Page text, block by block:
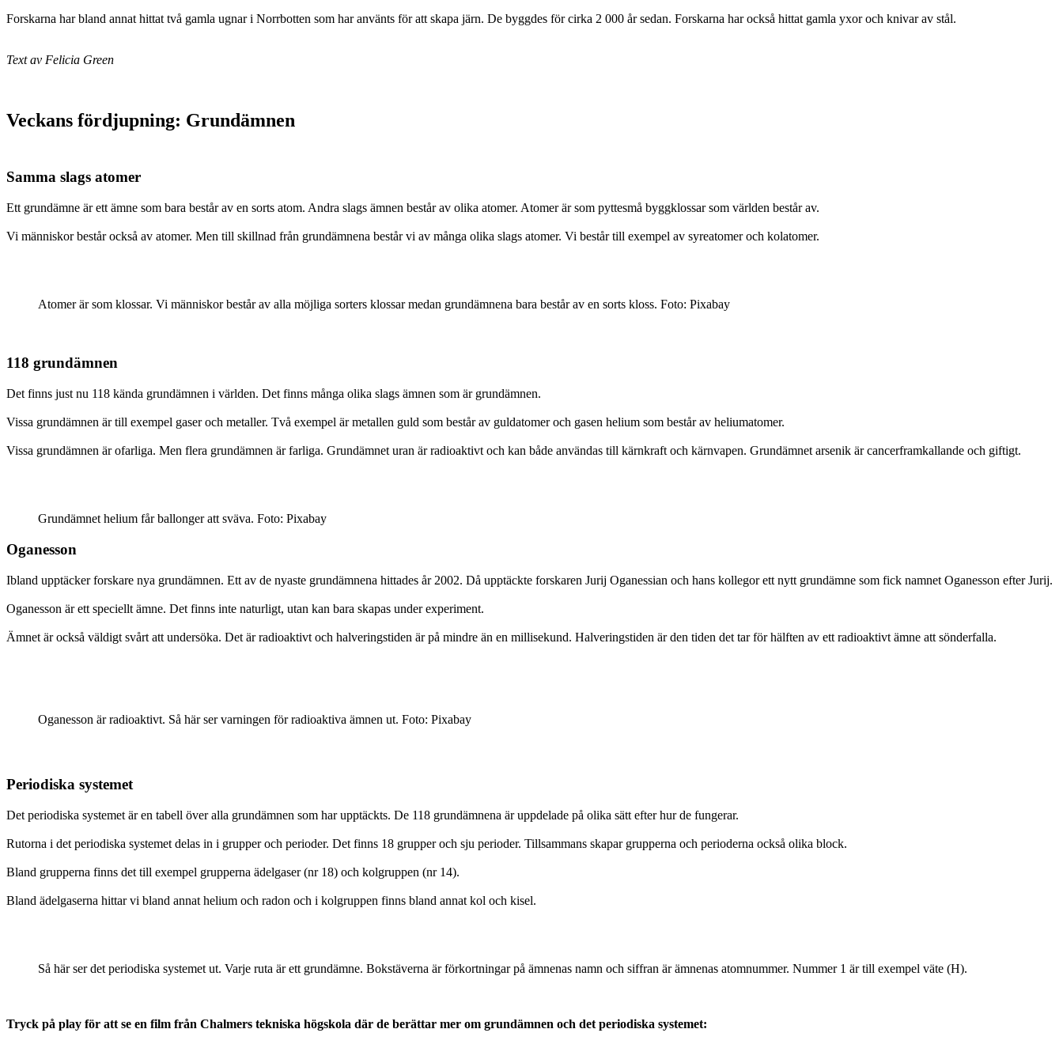
Forskarna har bland annat hittat två gamla ugnar i Norrbotten som har använts för att skapa järn. De byggdes för cirka 2 000 år sedan. Forskarna har också hittat gamla yxor och knivar av stål.
Text av Felicia Green
Veckans fördjupning: Grundämnen
Samma slags atomer
Ett grundämne är ett ämne som bara består av en sorts atom. Andra slags ämnen består av olika atomer. Atomer är som pyttesmå byggklossar som världen består av.
Vi människor består också av atomer. Men till skillnad från grundämnena består vi av många olika slags atomer. Vi består till exempel av syreatomer och kolatomer.
Atomer är som klossar. Vi människor består av alla möjliga sorters klossar medan grundämnena bara består av en sorts kloss. Foto: Pixabay
118 grundämnen
Det finns just nu 118 kända grundämnen i världen. Det finns många olika slags ämnen som är grundämnen.
Vissa grundämnen är till exempel gaser och metaller. Två exempel är metallen guld som består av guldatomer och gasen helium som består av heliumatomer.
Vissa grundämnen är ofarliga. Men flera grundämnen är farliga. Grundämnet uran är radioaktivt och kan både användas till kärnkraft och kärnvapen. Grundämnet arsenik är cancerframkallande och giftigt.
Grundämnet helium får ballonger att sväva. Foto: Pixabay
Oganesson
Ibland upptäcker forskare nya grundämnen. Ett av de nyaste grundämnena hittades år 2002. Då upptäckte forskaren Jurij Oganessian och hans kollegor ett nytt grundämne som fick namnet Oganesson efter Jurij.
Oganesson är ett speciellt ämne. Det finns inte naturligt, utan kan bara skapas under experiment.
Ämnet är också väldigt svårt att undersöka. Det är radioaktivt och halveringstiden är på mindre än en millisekund. Halveringstiden är den tiden det tar för hälften av ett radioaktivt ämne att sönderfalla.
Oganesson är radioaktivt. Så här ser varningen för radioaktiva ämnen ut. Foto: Pixabay
Periodiska systemet
Det periodiska systemet är en tabell över alla grundämnen som har upptäckts. De 118 grundämnena är uppdelade på olika sätt efter hur de fungerar.
Rutorna i det periodiska systemet delas in i grupper och perioder. Det finns 18 grupper och sju perioder. Tillsammans skapar grupperna och perioderna också olika block.
Bland grupperna finns det till exempel grupperna ädelgaser (nr 18) och kolgruppen (nr 14).
Bland ädelgaserna hittar vi bland annat helium och radon och i kolgruppen finns bland annat kol och kisel.
Så här ser det periodiska systemet ut. Varje ruta är ett grundämne. Bokstäverna är förkortningar på ämnenas namn och siffran är ämnenas atomnummer. Nummer 1 är till exempel väte (H).
Tryck på play för att se en film från Chalmers tekniska högskola där de berättar mer om grundämnen och det periodiska systemet: